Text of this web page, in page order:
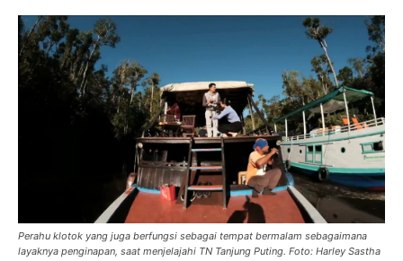
Perahu klotok yang juga berfungsi sebagai tempat bermalam sebagaimana
layaknya penginapan, saat menjelajahi TN Tanjung Puting. Foto: Harley Sastha